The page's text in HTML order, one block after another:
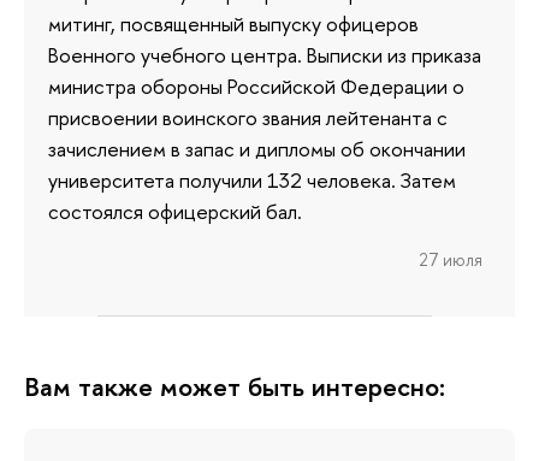
митинг, посвященный выпуску офицеров
Военного учебного центра. Выписки из приказа
министра обороны Российской Федерации о
присвоении воинского звания лейтенанта с
зачислением в запас и дипломы об окончании
университета получили 132 человека. Затем
состоялся офицерский бал.
27 июля
Вам также может быть интересно: